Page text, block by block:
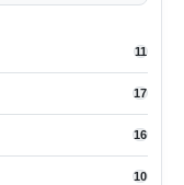
11
17
16
10